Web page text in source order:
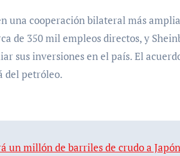
una cooperación bilateral más
de 350 mil empleos directos, y
sus inversiones en el país. El
del petróleo.
un millón de barriles de crudo a Japón